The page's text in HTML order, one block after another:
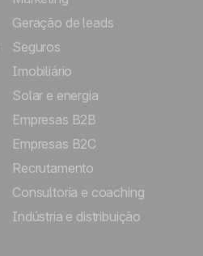
Manage cookies
Geração de leads
Seguros
Imobiliário
Solar e energia
Empresas B2B
Empresas B2C
Recrutamento
Consultoria e coaching
Indústria e distribuição